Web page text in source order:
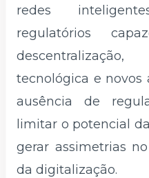
redes
regulatórios
tecnológica e novos
ausência de
limitar o potencial
gerar assimetrias
da digitalização.